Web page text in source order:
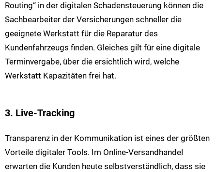
Routing“ in der digitalen Schadensteuerung können die
Sachbearbeiter der Versicherungen schneller die
geeignete Werkstatt für die Reparatur des
Kundenfahrzeugs finden. Gleiches gilt für eine digitale
Terminvergabe, über die ersichtlich wird, welche
Werkstatt Kapazitäten frei hat.
3. Live-Tracking
Transparenz in der Kommunikation ist eines der größten
Vorteile digitaler Tools. Im Online-Versandhandel
erwarten die Kunden heute selbstverständlich, dass sie